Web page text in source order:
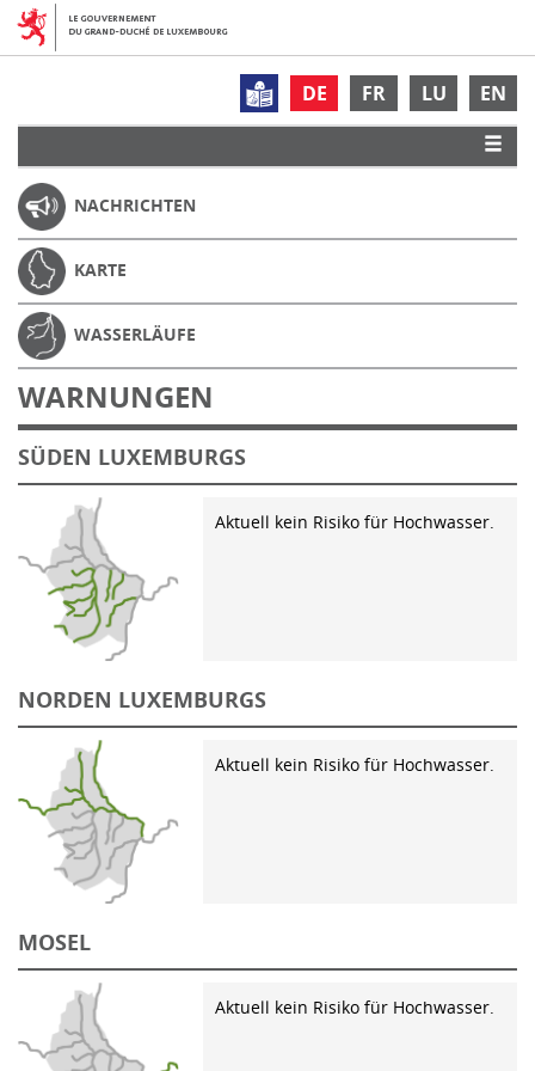
DE FR LU EN
NACHRICHTEN
KARTE
WASSERLÄUFE
WARNUNGEN
SÜDEN LUXEMBURGS
Aktuell kein Risiko für Hochwasser.
NORDEN LUXEMBURGS
Aktuell kein Risiko für Hochwasser.
MOSEL
Aktuell kein Risiko für Hochwasser.